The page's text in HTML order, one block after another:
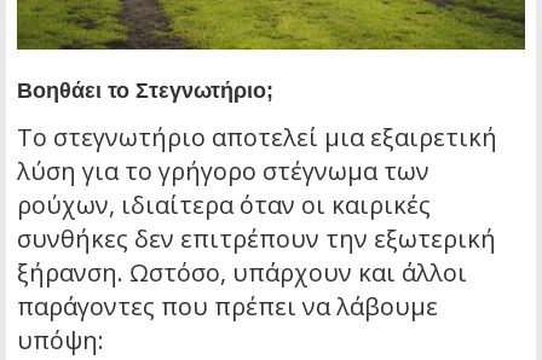
Βοηθάει το Στεγνωτήριο;
Το στεγνωτήριο αποτελεί μια εξαιρετική
λύση για το γρήγορο στέγνωμα των
ρούχων, ιδιαίτερα όταν οι καιρικές
συνθήκες δεν επιτρέπουν την εξωτερική
ξήρανση. Ωστόσο, υπάρχουν και άλλοι
παράγοντες που πρέπει να λάβουμε
υπόψη: